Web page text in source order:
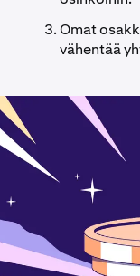
Omat
vähentää